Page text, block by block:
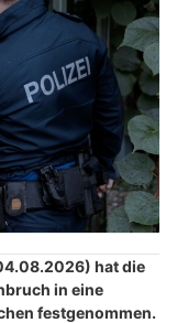
hat die
in eine
festgenommen.